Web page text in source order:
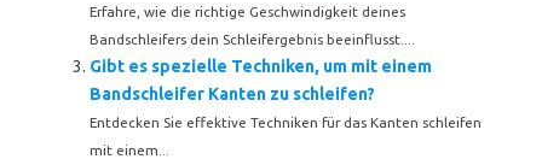
Erfahre, wie die richtige Geschwindigkeit deines
Bandschleifers dein Schleifergebnis beeinflusst....
Gibt es spezielle Techniken, um mit einem
Bandschleifer Kanten zu schleifen?
Entdecken Sie effektive Techniken für das Kanten schleifen
mit einem...